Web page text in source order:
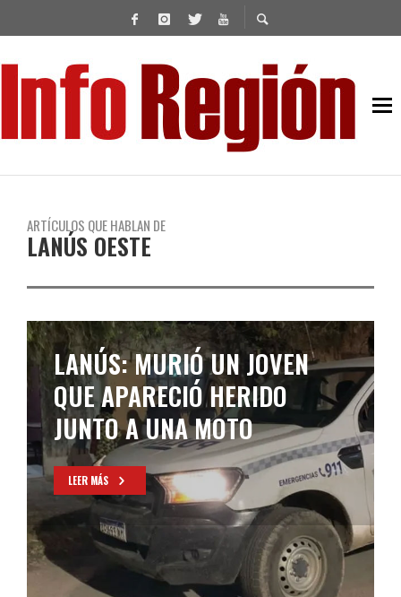
ARTÍCULOS QUE HABLAN DE
LANÚS OESTE
LANÚS: ROBARON LA
RECAUDACIÓN DE UN
ALMACÉN Y AMENAZARON DE
MUERTE A LA DUEÑA
LEER MÁS